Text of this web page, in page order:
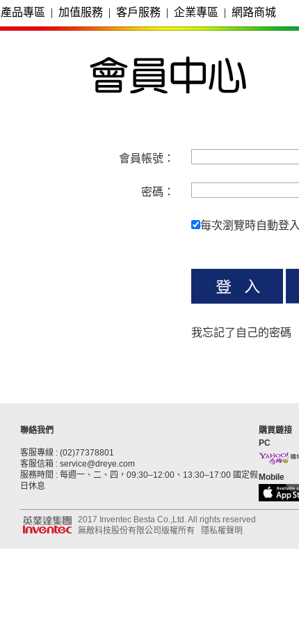
產品專區 | 加值服務 | 客戶服務 | 企業專區 | 網路商城
會員帳號：
密碼：
每次瀏覽時自動登入
我忘記了自己的密碼
聯絡我們
客服專線 : (02)77378801
客服信箱 : service@dreye.com
服務時間 : 每週一、二、四，09:30–12:00、13:30–17:00 國定假
日休息
購買鏈接
PC
Mobile
2017 Inventec Besta Co.,Ltd. All rights reserved
無敵科技股份有限公司版權所有
隱私權聲明